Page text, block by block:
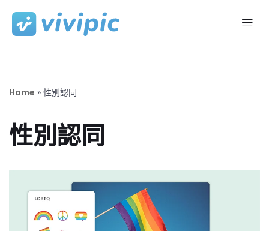
Skip
Home » 性別認同
性別認同